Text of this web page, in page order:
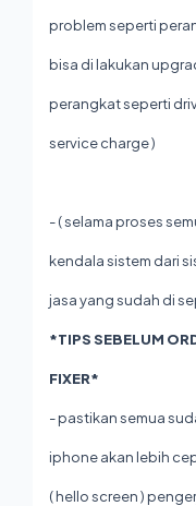
problem seperti
bisa di lakukan
perangkat seperti
service charge )
- ( selama proses
kendala sistem dari
jasa yang sudah di
*TIPS SEBELUM
FIXER*
- pastikan semua
iphone akan lebih
( hello screen )